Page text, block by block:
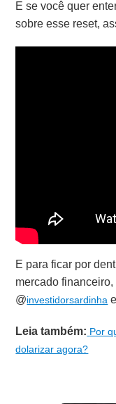
E se você quer
sobre esse reset,
E para ficar por
mercado
@investidorsardinha
Leia também: Por
dolarizar agora?